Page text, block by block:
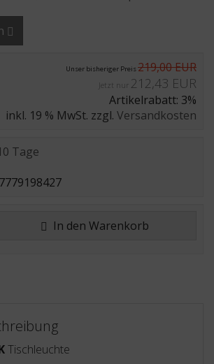
Unser bisheriger Preis219,00 EUR
Jetzt nur 212,43 EUR
Artikelrabatt: 3%
inkl. 19 % MwSt. zzgl. Versandkosten
Tage
In den Warenkorb
Tischleuchte